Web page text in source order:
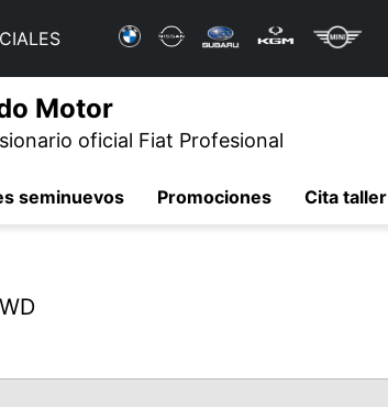
Motor
oficial Fiat Profesional
seminuevos Promociones Cita taller